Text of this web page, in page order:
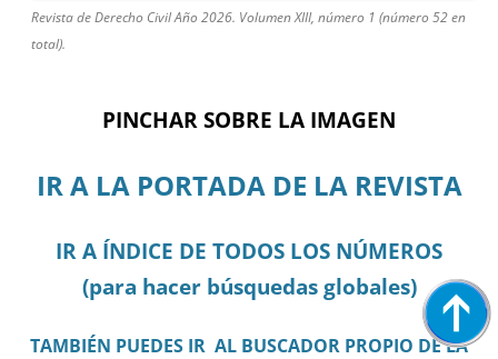
Revista de Derecho Civil Año 2026. Volumen XIII, número 1 (número 52 en
total).
PINCHAR SOBRE LA IMAGEN
IR A LA PORTADA DE LA REVISTA
IR A ÍNDICE DE TODOS LOS NÚMEROS
(para hacer búsquedas globales)
TAMBIÉN PUEDES IR AL BUSCADOR PROPIO DE LA